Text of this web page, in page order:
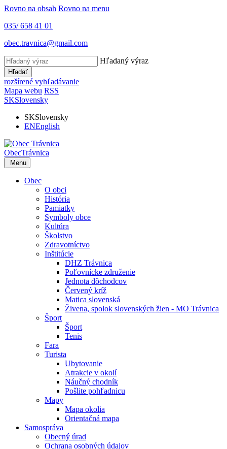
Rovno na obsah Rovno na menu
035/ 658 41 01
obec.travnica@gmail.com
Hľadaný výraz
Hľadať
rozšírené vyhľadávanie
Mapa webu RSS
SKSlovensky
SKSlovensky
ENEnglish
ObecTrávnica
Menu
Obec
O obci
História
Pamiatky
Symboly obce
Kultúra
Školstvo
Zdravotníctvo
Inštitúcie
DHZ Trávnica
Poľovnícke združenie
Jednota dôchodcov
Červený kríž
Matica slovenská
Živena, spolok slovenských žien - MO Trávnica
Šport
Šport
Tenis
Fara
Turista
Ubytovanie
Atrakcie v okolí
Náučný chodník
Pošlite pohľadnicu
Mapy
Mapa okolia
Orientačná mapa
Samospráva
Obecný úrad
Ochrana osobných údajov